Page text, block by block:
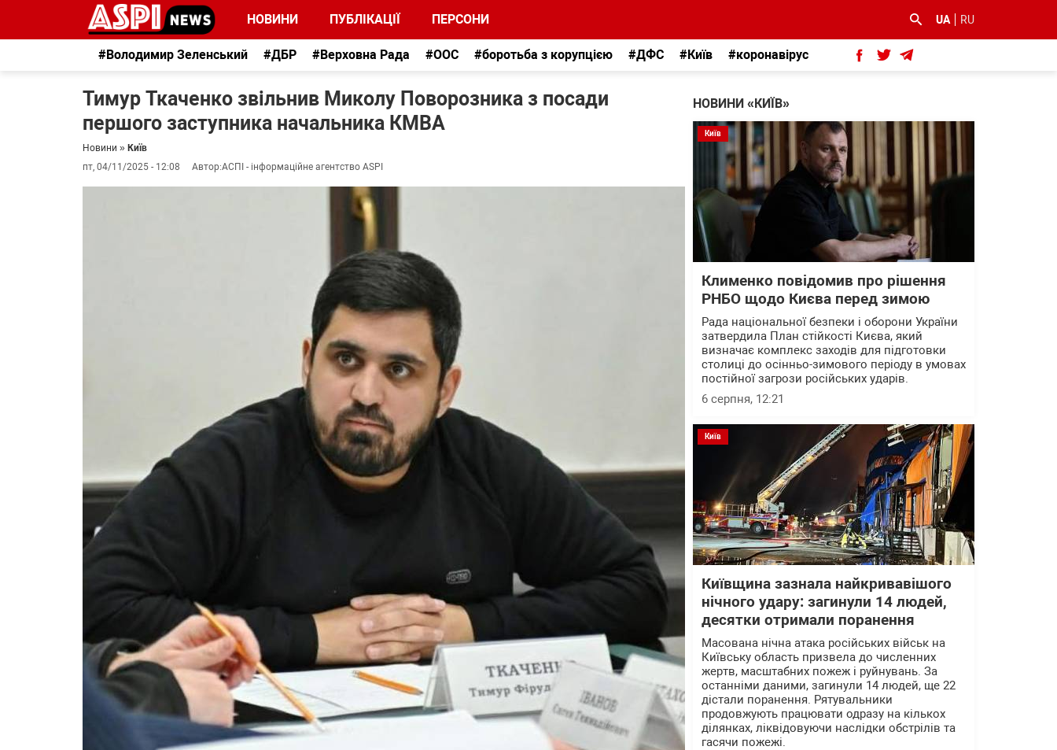
НОВИНИ ПУБЛІКАЦІЇ ПЕРСОНИ UA RU
#Володимир Зеленський #ДБР #Верховна Рада #ООС #боротьба з корупцією #ДФС #Київ #коронавірус
Тимур Ткаченко звільнив Миколу Поворозника з посади
першого заступника начальника КМВА
Новини » Київ
пт, 04/11/2025 - 12:08
Автор:АСПІ - інформаційне агентство ASPI
НОВИНИ «КИЇВ»
Київ
Клименко повідомив про рішення
РНБО щодо Києва перед зимою
Рада національної безпеки і оборони України
затвердила План стійкості Києва, який
визначає комплекс заходів для підготовки
столиці до осінньо-зимового періоду в умовах
постійної загрози російських ударів.
6 серпня, 12:21
Київ
Київщина зазнала найкривавішого
нічного удару: загинули 14 людей,
десятки отримали поранення
Масована нічна атака російських військ на
Київську область призвела до численних
жертв, масштабних пожеж і руйнувань. За
останніми даними, загинули 14 людей, ще 22
дістали поранення. Рятувальники
продовжують працювати одразу на кількох
ділянках, ліквідовуючи наслідки обстрілів та
гасячи пожежі.